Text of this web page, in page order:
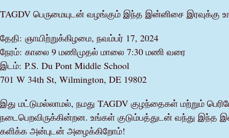
TAGDV பெருமையுடன் வழங்கும் இந்த இன்னிசை
தேதி: ஞாயிற்றுக்கிழமை, நவம்பர் 17, 2024
நேரம்: காலை 9 மணிமுதல் மாலை 7:30 மணி வரை
இடம்: P.S. Du Pont Middle School
701 W 34th St, Wilmington, DE 19802
இது மட்டுமல்லாமல், நமது TAGDV குழந்தைகள் மற்றும்
நடைபெறவிருக்கின்றன. உங்கள் குடும்பத்துடன் வந்து
களிக்க அன்புடன் அழைக்கிறோம்!